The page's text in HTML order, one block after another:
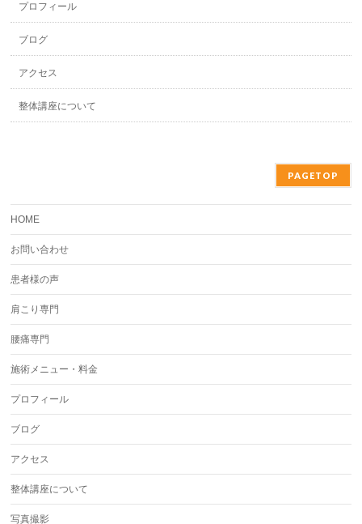
プロフィール
ブログ
アクセス
整体講座について
PAGETOP
HOME
お問い合わせ
患者様の声
肩こり専門
腰痛専門
施術メニュー・料金
プロフィール
ブログ
アクセス
整体講座について
写真撮影